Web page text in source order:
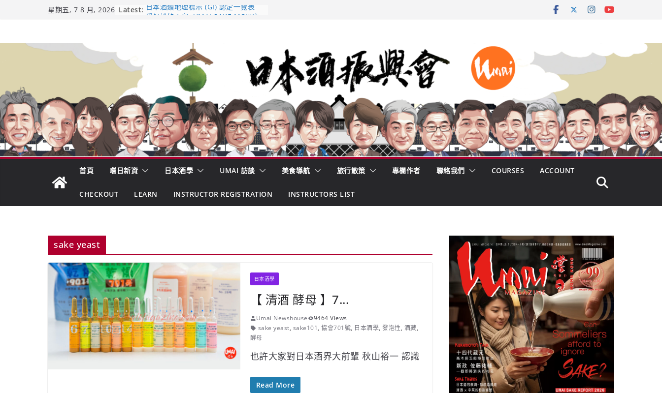
星期五, 7 8 月, 2026 Latest: 日本酒類地理標示 (GI) 認定一覽表
【酒業商戰】130年老酒藏殺入股票
市場！梅乃宿上市背後的密碼
龜之井酒造：口說上手 – 山形純米大
吟釀的堅持與傳承 ～ くどき上手
首頁 嚐日新資 日本酒學 UMAI 訪談 美食導航 旅行散策 專欄作者 聯絡我們 COURSES ACCOUNT
CHECKOUT LEARN INSTRUCTOR REGISTRATION INSTRUCTORS LIST
sake yeast
日本酒學
【 清酒 酵母 】7...
Umai Newshouse
9464 Views
sake yeast, sake101,協會701號, 日本酒學,發泡性, 酒藏,
酵母
也許大家對日本酒界大前輩 秋山裕一 認識
Read More